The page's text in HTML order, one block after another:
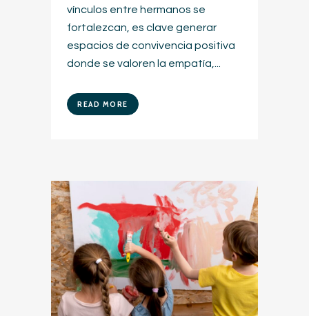
vínculos entre hermanos se
fortalezcan, es clave generar
espacios de convivencia positiva
donde se valoren la empatía,...
READ MORE